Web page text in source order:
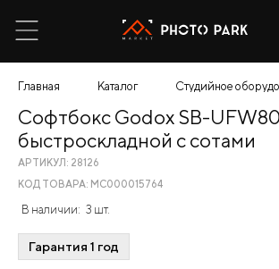
Главная Каталог Студийное
Софтбокс Godox SB-
быстроскладной с сотами
АРТИКУЛ: 28126
КОД ТОВАРА: МС000015764
В наличии: 3 шт.
Гарантия 1 год